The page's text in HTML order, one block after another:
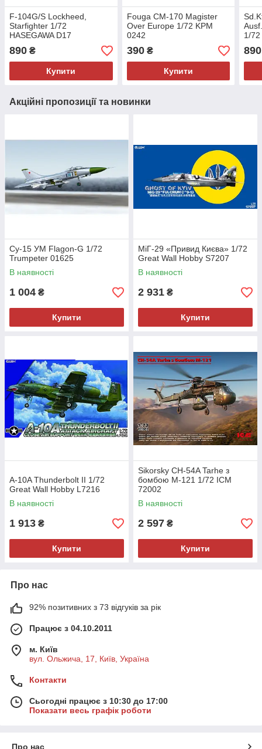
F-104G/S Lockheed,
Starfighter 1/72
HASEGAWA D17
890 ₴
Купити
Fouga CM-170 Magister
Over Europe 1/72 KPM
0242
390₴
Купити
1/
890
Акційні пропозиції та новинки
Су-15 УМ Flagon-G 1/72
Trumpeter 01625
В наявності
1 004 ₴
Купити
МіГ-29 «Привид Києва» 1/72
Great Wall Hobby S7207
В наявності
2 931 ₴
Купити
A-10A Thunderbolt II 1/72
Great Wall Hobby L7216
В наявності
1 913 ₴
Купити
Sikorsky CH-54A Tarhe з
бомбою M-121 1/72 ICM
72002
В наявності
2 597 ₴
Купити
Про нас
92% позитивних з 73 відгуків за рік
Працює з 04.10.2011
м. Київ
вул. Ольжича, 17, Київ, Україна
Контакти
Сьогодні працює з 10:30 до 17:00
Показати весь графік роботи
Про нас